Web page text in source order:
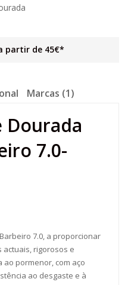
partir de 45€*
Marcas (1)
Dourada
7.0-
7.0, a proporcionar
rigorosos e
pormenor, com aço
ao desgaste e à